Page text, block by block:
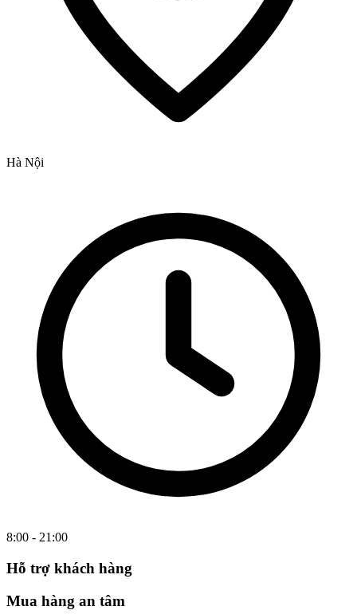
Hà Nội
8:00 - 21:00
Hỗ trợ khách hàng
Mua hàng an tâm